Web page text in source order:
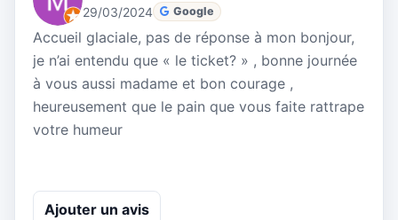
29/03/2024 Google
Accueil glaciale, pas de réponse à mon bonjour,
je n’ai entendu que « le ticket? » , bonne journée
à vous aussi madame et bon courage ,
heureusement que le pain que vous faite rattrape
votre humeur
Ajouter un avis